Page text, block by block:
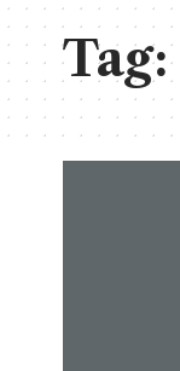
Tag: